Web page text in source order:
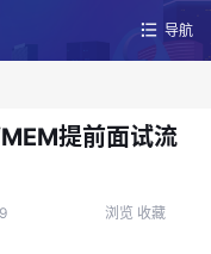
导航
提前面试流
浏览 收藏